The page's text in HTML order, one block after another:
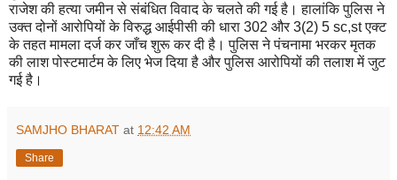
राजेश की हत्या जमीन से संबंधित विवाद के चलते की गई है। हालांकि पुलिस ने
उक्त दोनों आरोपियों के विरुद्ध आईपीसी की धारा 302 और 3(2) 5 sc,st एक्ट
के तहत मामला दर्ज कर जाँच शुरू कर दी है। पुलिस ने पंचनामा भरकर मृतक
की लाश पोस्टमार्टम के लिए भेज दिया है और पुलिस आरोपियों की तलाश में जुट
गई है।
SAMJHO BHARAT at 12:42 AM
Share